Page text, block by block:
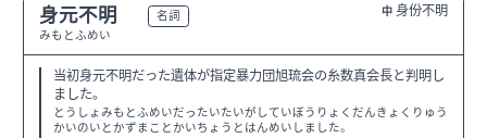
身元不明
みもとふめい
名詞 中 身份不明
当初身元不明だった遺体が指定暴力団旭琉会の糸数真会長と判明し
ました。
とうしょみもとふめいだったいたいがしていぼうりょくだんきょくりゅう
かいのいとかずまことかいちょうとはんめいしました。